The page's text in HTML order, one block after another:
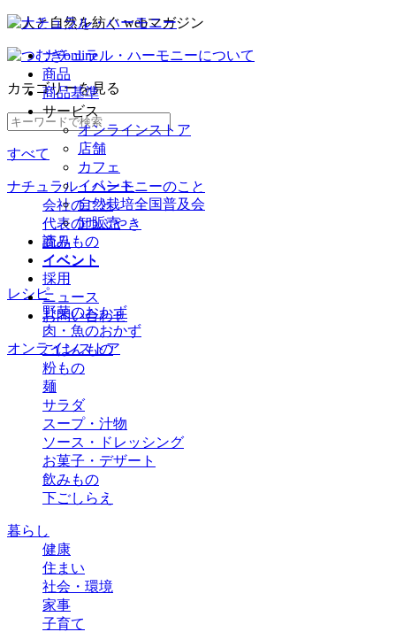
ナチュラル・ハーモニーについて
商品
商品基準
サービス
オンラインストア
店舗
カフェ
イベント
自然栽培全国普及会
卸販売
読みもの
イベント
採用
ニュース
お問い合わせ
オンラインストア
カテゴリーを見る
すべて
ナチュラル・ハーモニーのこと
会社のこと
代表のつぶやき
商品
イベント
レシピ
野菜のおかず
肉・魚のおかず
ごはんもの
粉もの
麺
サラダ
スープ・汁物
ソース・ドレッシング
お菓子・デザート
飲みもの
下ごしらえ
暮らし
健康
住まい
社会・環境
家事
子育て